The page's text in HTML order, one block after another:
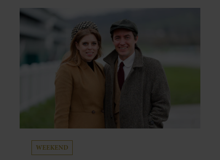
vertelt de zanger dat hij lange tijd vooral
overleefde en steeds verder van zijn gevoel
verwijderd raakte.
WEEKEND